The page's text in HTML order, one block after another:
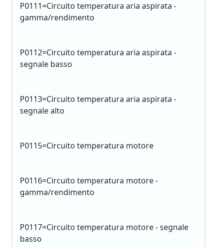
P0111=Circuito temperatura aria aspirata -
gamma/rendimento
P0112=Circuito temperatura aria aspirata -
segnale basso
P0113=Circuito temperatura aria aspirata -
segnale alto
P0115=Circuito temperatura motore
P0116=Circuito temperatura motore -
gamma/rendimento
P0117=Circuito temperatura motore - segnale
basso